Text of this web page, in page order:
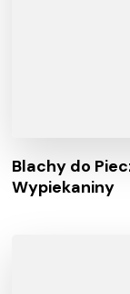
Blachy do
Wypiekaniny